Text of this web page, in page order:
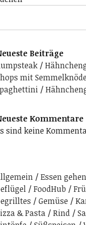
Beiträge
mit
Kommentare
sind keine
Essen gehen
FoodHub
Gemüse
& Pasta
Rind